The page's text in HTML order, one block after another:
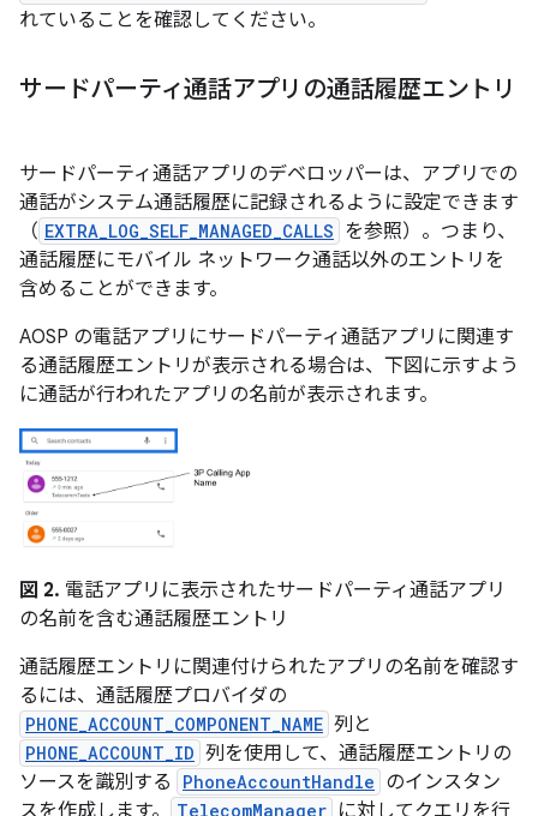
れていることを確認してください。
サードパーティ通話アプリの通話履歴エントリ
サードパーティ通話アプリのデベロッパーは、アプリでの
通話がシステム通話履歴に記録されるように設定できます
（ EXTRA_LOG_SELF_MANAGED_CALLS を参照）。つまり、
通話履歴にモバイル ネットワーク通話以外のエントリを
含めることができます。
AOSP の電話アプリにサードパーティ通話アプリに関連す
る通話履歴エントリが表示される場合は、下図に示すよう
に通話が行われたアプリの名前が表示されます。
図 2. 電話アプリに表示されたサードパーティ通話アプリ
の名前を含む通話履歴エントリ
通話履歴エントリに関連付けられたアプリの名前を確認す
るには、通話履歴プロバイダの
PHONE_ACCOUNT_COMPONENT_NAME 列と
PHONE_ACCOUNT_ID 列を使用して、通話履歴エントリの
ソースを識別する
PhoneAccountHandle のインスタン
スを作成します。
TelecomManager に対してクエリを行